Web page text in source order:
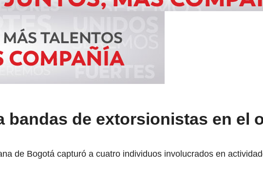
bandas de extorsionistas en el
de Bogotá capturó a cuatro individuos involucrados en